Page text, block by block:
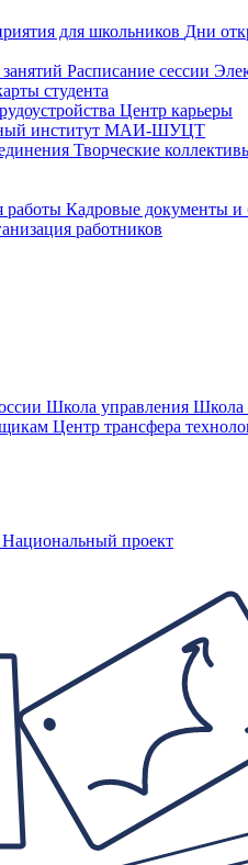
для школьников Дни
Расписание сессии
студента
Центр карьеры
институт МАИ-ШУЦТ
Творческие
работы Кадровые документы и
работников
Школа управления Школа
Центр трансфера
Национальный проект